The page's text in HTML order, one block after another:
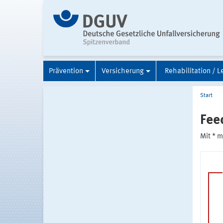
Prävention Versicherung Rehabilitation /
Start
Mit *